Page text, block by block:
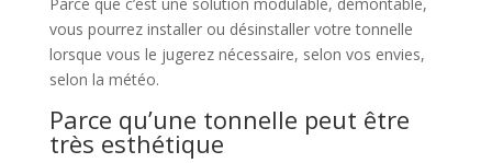
vous pourrez installer ou désinstaller votre tonnelle
lorsque vous le jugerez nécessaire, selon vos envies,
selon la météo.
Parce qu’une tonnelle peut être
très esthétique